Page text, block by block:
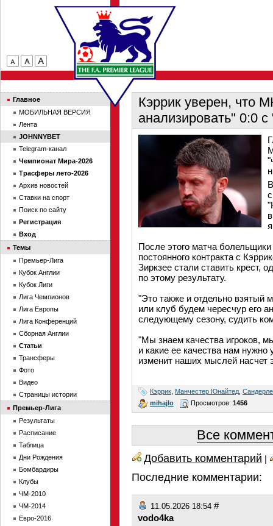
Кэррик уверен, что
анализировать" 0:0
После этого матча
постоянного контракта с
Зиркзее стали ставить крест,
по этому результату.
"Это также и отдельно взятый
или клуб будем чересчур его
следующему сезону, судить
"Мы знаем качества игроков,
и какие ее качества нам
изменит наших мыслей насчет
Кэррик Манчестер Юнайтед
mihajlo
Просмотров: 1456
Все
Добавить комментарий |
Последние комментарии:
11.05.2026 18:54 #
vodo4ka
Главное
МОБИЛЬНАЯ ВЕРСИЯ
Лента
JOHNNYBET
Telegram-канал
Чемпионат Мира-2026
Трасферы лето-2026
Архив новостей
Ставки на спорт
Поиск по сайту
Регистрация
Вход
Темы
Премьер-Лига
Кубок Англии
Кубок Лиги
Лига Чемпионов
Лига Европы
Лига Конференций
Сборная Англии
Статьи
Трансферы
Фото
Видео
Страницы истории
Премьер-Лига
Результаты
Расписание
Таблица
Дни Рождения
Бомбардиры
Клубы
ЧМ-2010
ЧМ-2014
Евро-2016